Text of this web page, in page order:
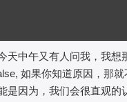
天中午又有人问我，我想
如果你知道原因，那
是因为，我们会很直观的